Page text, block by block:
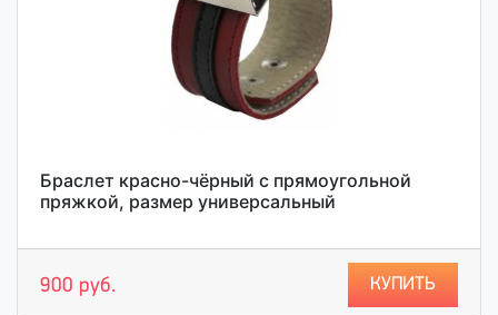
Браслет красно-чёрный с прямоугольной
пряжкой, размер универсальный
900 руб. КУПИТЬ